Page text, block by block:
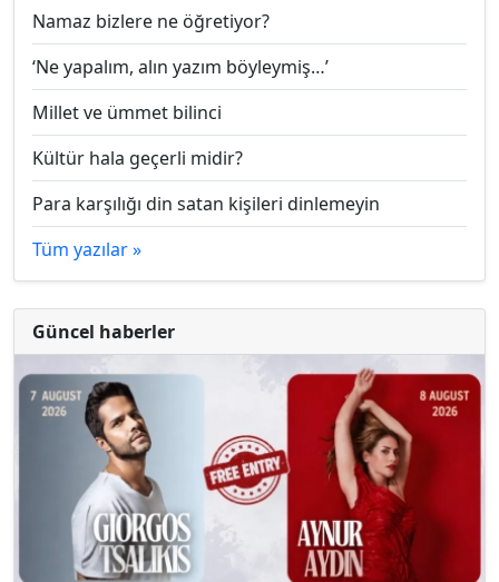
Namaz bizlere ne öğretiyor?
‘Ne yapalım, alın yazım böyleymiş…’
Millet ve ümmet bilinci
Kültür hala geçerli midir?
Para karşılığı din satan kişileri dinlemeyin
Tüm yazılar »
Güncel haberler